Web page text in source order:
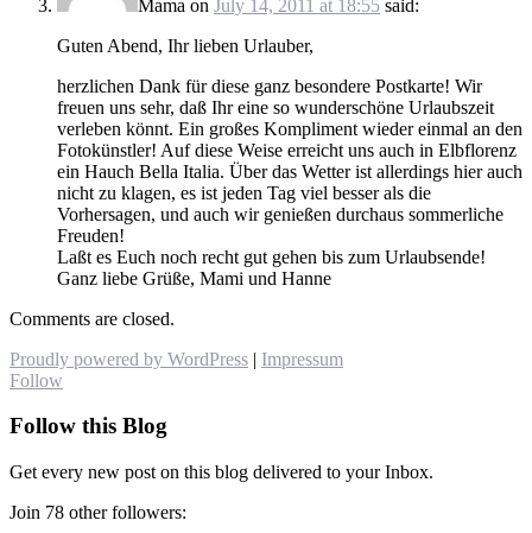
Mama on July 14, 2011 at 18:55 said:
Guten Abend, Ihr lieben Urlauber,
herzlichen Dank für diese ganz besondere Postkarte! Wir
freuen uns sehr, daß Ihr eine so wunderschöne Urlaubszeit
verleben könnt. Ein großes Kompliment wieder einmal an den
Fotokünstler! Auf diese Weise erreicht uns auch in Elbflorenz
ein Hauch Bella Italia. Über das Wetter ist allerdings hier auch
nicht zu klagen, es ist jeden Tag viel besser als die
Vorhersagen, und auch wir genießen durchaus sommerliche
Freuden!
Laßt es Euch noch recht gut gehen bis zum Urlaubsende!
Ganz liebe Grüße, Mami und Hanne
Comments are closed.
Proudly powered by WordPress | Impressum
Follow
Follow this Blog
Get every new post on this blog delivered to your Inbox.
Join 78 other followers: